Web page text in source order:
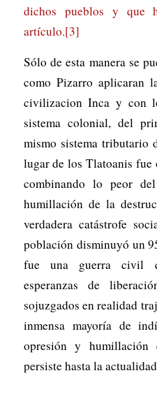
dichos pueblos y que
artículo.[3]
Sólo de esta manera se
como Pizarro aplicaran
civilizacion Inca y con
sistema colonial, del
mismo sistema tributario
lugar de los Tlatoanis fue
combinando lo peor
humillación de la
verdadera catástrofe
población disminuyó un
fue una guerra civil
esperanzas de
sojuzgados en realidad
inmensa mayoría de
opresión y humillación
persiste hasta la